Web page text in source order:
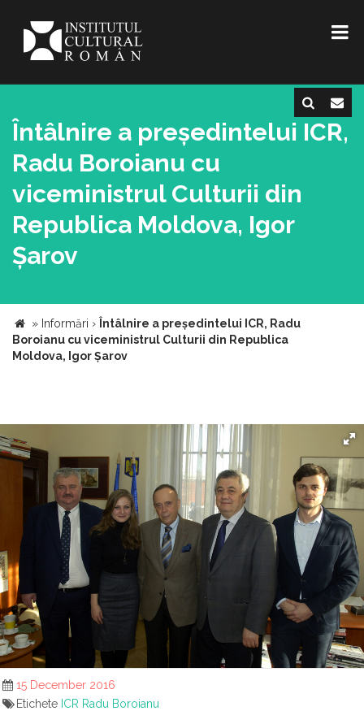
Întâlnire a președintelui ICR,
Radu Boroianu cu
viceministrul Culturii din
Republica Moldova, Igor
Șarov
» Informări › Întâlnire a președintelui ICR, Radu
Boroianu cu viceministrul Culturii din Republica
Moldova, Igor Șarov
15 December 2016
Etichete ICR Radu Boroianu